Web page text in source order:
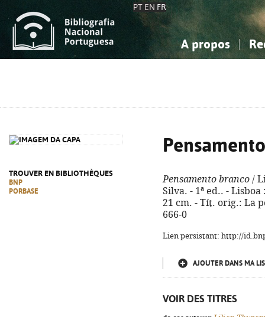
PT EN FR
A propos
TROUVER EN BIBLIOTHÈQUES
BNP
PORBASE
Pensamento branco /
Silva. - 1ª ed.. -
21 cm. - Tít. orig.: La
666-0
Lien persistant: http://
AJOUTER DANS MA
VOIR DES TITRES